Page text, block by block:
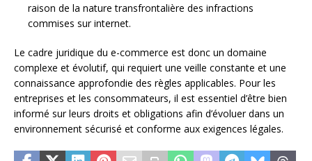
raison de la nature transfrontalière des infractions
commises sur internet.
Le cadre juridique du e-commerce est donc un domaine
complexe et évolutif, qui requiert une veille constante et une
connaissance approfondie des règles applicables. Pour les
entreprises et les consommateurs, il est essentiel d’être bien
informé sur leurs droits et obligations afin d’évoluer dans un
environnement sécurisé et conforme aux exigences légales.